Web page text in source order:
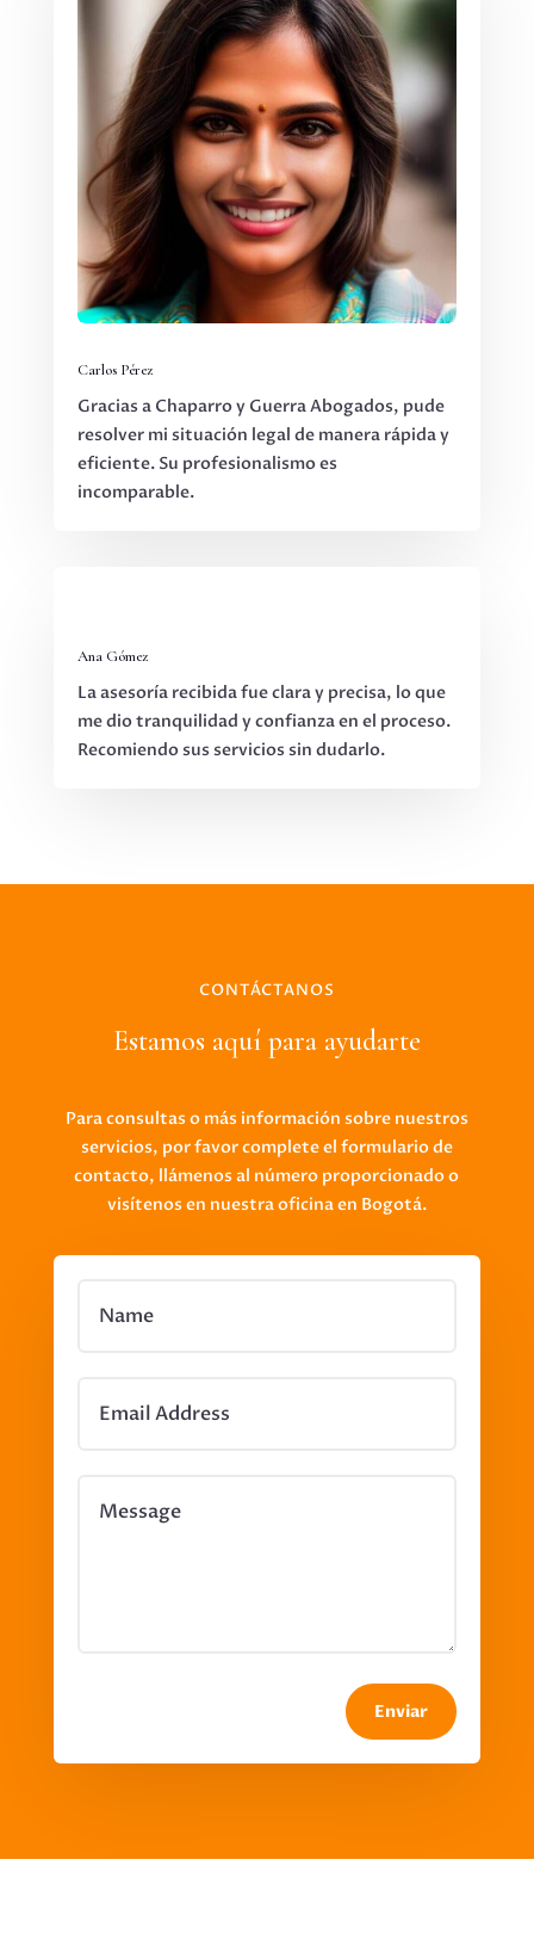
Carlos Pérez
Gracias a Chaparro y Guerra Abogados, pude
resolver mi situación legal de manera rápida y
eficiente. Su profesionalismo es
incomparable.
Ana Gómez
La asesoría recibida fue clara y precisa, lo que
me dio tranquilidad y confianza en el proceso.
Recomiendo sus servicios sin dudarlo.
CONTÁCTANOS
Estamos aquí para ayudarte
Para consultas o más información sobre nuestros
servicios, por favor complete el formulario de
contacto, llámenos al número proporcionado o
visítenos en nuestra oficina en Bogotá.
Enviar